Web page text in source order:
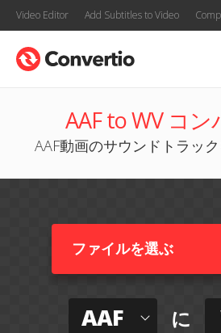
Video Editor Add Subtitles to Video
AAF to WV コ
AAF動画のサウンドトラッ
ファイルを選ぶ
AAF に